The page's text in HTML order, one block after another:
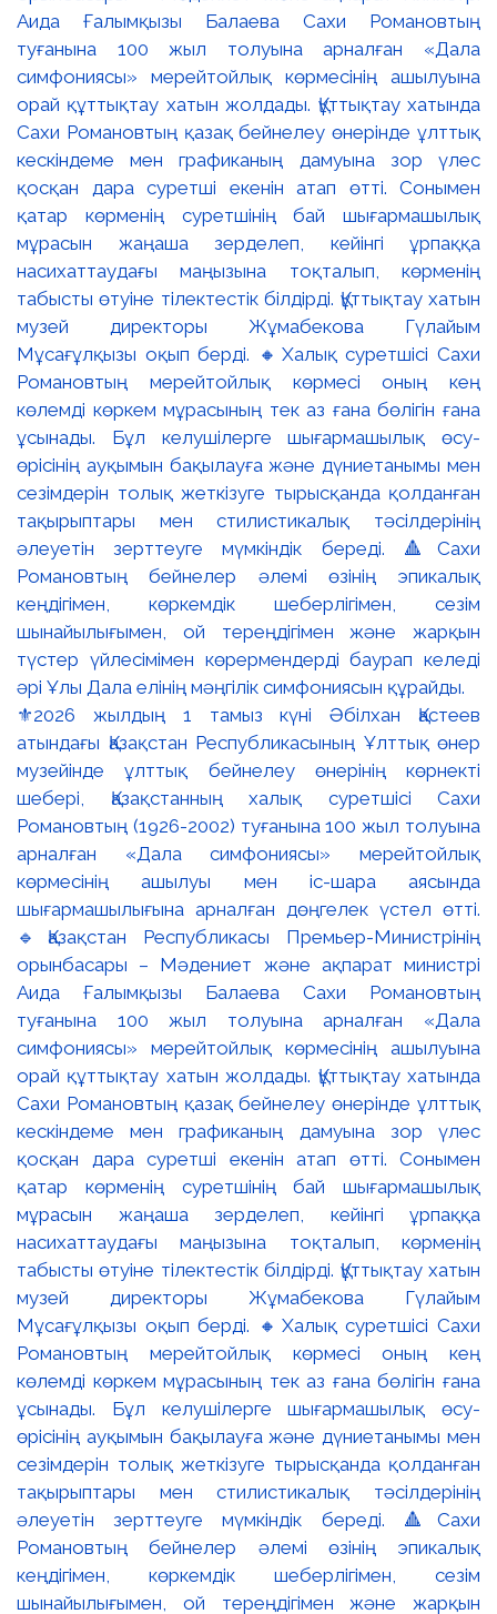
⚜️2026 жылдың 1 тамыз күні Әбілхан Қастеев
атындағы Қазақстан Республикасының Ұлттық өнер
музейінде ұлттық бейнелеу өнерінің көрнекті
шебері, Қазақстанның халық суретшісі Сахи
Романовтың (1926-2002) туғанына 100 жыл толуына
арналған «Дала симфониясы» мерейтойлық
көрмесінің ашылуы мен іс-шара аясында
шығармашылығына арналған дөңгелек үстел өтті.
🔹Қазақстан Республикасы Премьер-Министрінің
орынбасары – Мәдениет және ақпарат министрі
Аида Ғалымқызы Балаева Сахи Романовтың
туғанына 100 жыл толуына арналған «Дала
симфониясы» мерейтойлық көрмесінің ашылуына
орай құттықтау хатын жолдады. Құттықтау хатында
Сахи Романовтың қазақ бейнелеу өнерінде ұлттық
кескіндеме мен графиканың дамуына зор үлес
қосқан дара суретші екенін атап өтті. Сонымен
қатар көрменің суретшінің бай шығармашылық
мұрасын жаңаша зерделеп, кейінгі ұрпаққа
насихаттаудағы маңызына тоқталып, көрменің
табысты өтуіне тілектестік білдірді. Құттықтау хатын
музей директоры Жұмабекова Гүлайым
Мұсағұлқызы оқып берді. 🔸Халық суретшісі Сахи
Романовтың мерейтойлық көрмесі оның кең
көлемді көркем мұрасының тек аз ғана бөлігін ғана
ұсынады. Бұл келушілерге шығармашылық өсу-
өрісінің ауқымын бақылауға және дүниетанымы мен
сезімдерін толық жеткізуге тырысқанда қолданған
тақырыптары мен стилистикалық тәсілдерінің
әлеуетін зерттеуге мүмкіндік береді. 🔺Сахи
Романовтың бейнелер әлемі өзінің эпикалық
кеңдігімен, көркемдік шеберлігімен, сезім
шынайылығымен, ой тереңдігімен және жарқын